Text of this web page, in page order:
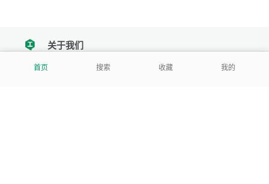
首页 搜索 收藏 我的
tencent关于我们
我们努力把每一个工具做成批量处理的产品